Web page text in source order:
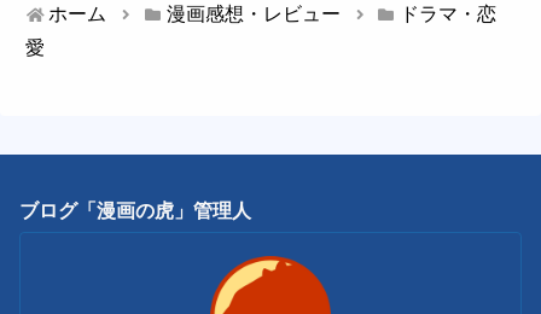
ホーム 漫画感想・レビュー
ドラマ・恋
愛
ブログ「漫画の虎」管理人